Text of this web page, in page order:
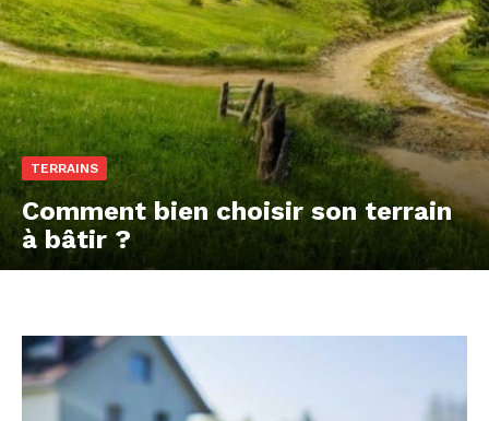
TERRAINS
Comment bien choisir son terrain
à bâtir ?